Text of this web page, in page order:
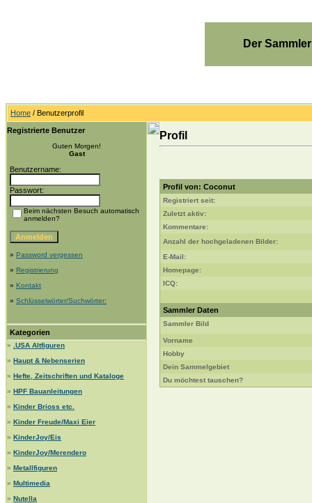
Der
Home / Benutzerprofil
Registrierte Benutzer
Guten Morgen!
Gast
Benutzername:
Passwort:
Beim nächsten Besuch automatisch
anmelden?
» Password vergessen
» Registrierung
» Kontakt
» Schlüsselwörter/Suchwörter:
Kategorien
»
.USA Altfiguren
» Haupt & Nebenserien
» Hefte, Zeitschriften und Kataloge
» HPF Bauanleitungen
» Kinder Brioss etc.
» Kinder Freude/Maxi Eier
» KinderJoy/Eis
» KinderJoy/Merendero
» Metallfiguren
» Multimedia
» Nutella
Profil
Profil von: Coconut
Registriert seit:
Zuletzt aktiv:
Kommentare:
Anzahl der hochgeladenen Bilder:
E-Mail:
Homepage:
ICQ:
Sammler Daten
Sammler Bild
Vorname
Hobby
Dein Sammelgebiet
Du möchtest tauschen?